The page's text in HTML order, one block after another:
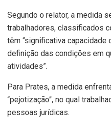
Segundo o relator, a medida
trabalhadores, classificados
têm “significativa capacidade
definição das condições em
atividades”.
Para Prates, a medida
“pejotização”, no qual
pessoas jurídicas.